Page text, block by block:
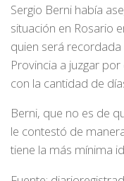
Sergio Berni había
situación en Rosario
quien será
Provincia a juzgar
con la cantidad de
Berni, que no es de
le contestó de
tiene la más mínima